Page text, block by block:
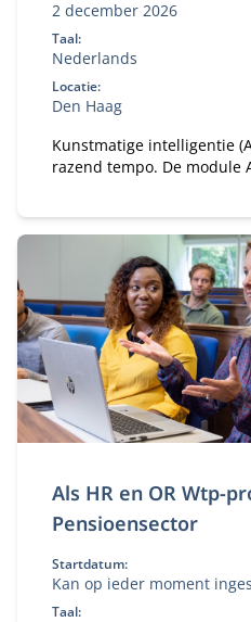
2 december 2026
Taal:
Nederlands
Locatie:
Den Haag
Kunstmatige intelligentie
razend tempo. De module
jouw pensioenfonds.
Als HR en OR Wtp-
Pensioensector
Startdatum:
Kan op ieder moment
Taal: